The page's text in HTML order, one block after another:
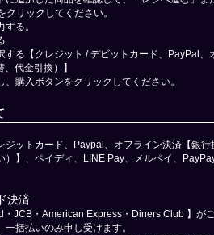
リックしてください。
る。
する【クレジット / デビットカード、PayPal、
、代金引換）】
購入ボタンをクリックしてください。
ジットカード、Paypal、オフライン決済【銀行
）】、ペイディ、LINE Pay、メルペイ、
決済
・JCB・American Express・Diners Club 】が
括払いのみ申し受けます。